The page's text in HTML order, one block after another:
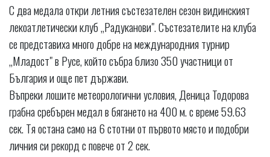
С два медала откри летния състезателен сезон видинският
лекоатлетически клуб „Радуканови". Състезателите на клуба
се представиха много добре на международния турнир
„Младост" в Русе, който събра близо 350 участници от
България и още пет държави.
Въпреки лошите метеорологични условия, Деница Тодорова
грабна сребърен медал в бягането на 400 м. с време 59.63
сек. Тя остана само на 6 стотни от първото място и подобри
личния си рекорд с повече от 2 сек.